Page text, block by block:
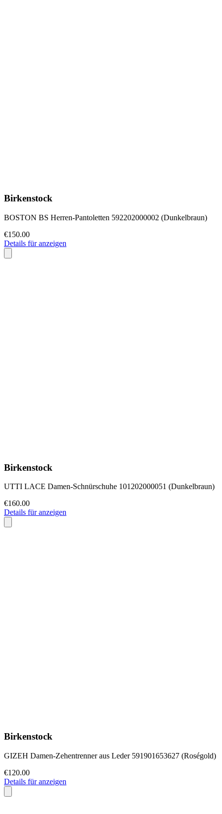
Birkenstock
BOSTON BS Herren-Pantoletten 592202000002 (Dunkelbraun)
€150.00
Details für anzeigen
Birkenstock
UTTI LACE Damen-Schnürschuhe 101202000051 (Dunkelbraun)
€160.00
Details für anzeigen
Birkenstock
GIZEH Damen-Zehentrenner aus Leder 591901653627 (Roségold)
€120.00
Details für anzeigen